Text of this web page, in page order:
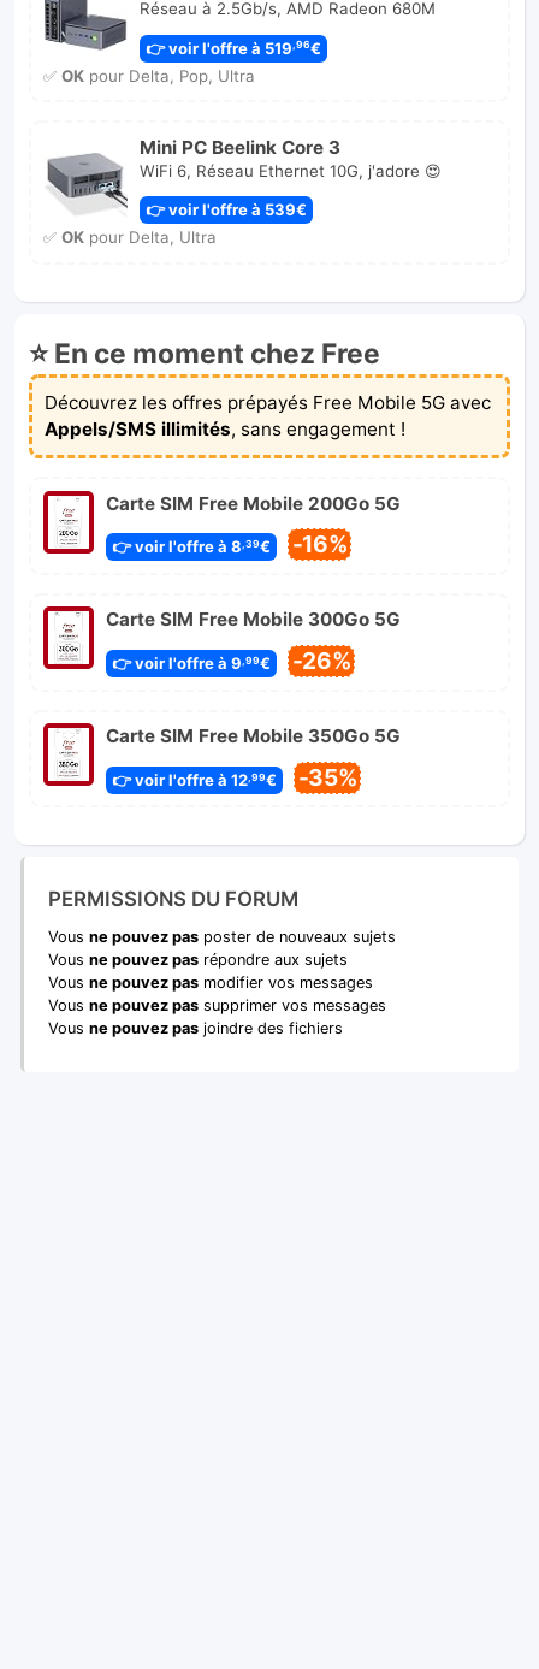
Réseau à 2.5Gb/s, AMD Radeon 680M
👉 voir l'offre à 519,96€
✅ OKpour Delta, Pop, Ultra
Mini PC Beelink Core 3
WiFi 6, Réseau Ethernet 10G, j'adore 😍
👉 voir l'offre à 539€
✅ OKpour Delta, Ultra
⭐ En ce moment chez Free
Découvrez les offres prépayés Free Mobile 5G avec
Appels/SMS illimités, sans engagement !
Carte SIM Free Mobile 200Go 5G
👉 voir l'offre à 8 ,39€ -16%
Carte SIM Free Mobile 300Go 5G
👉 voir l'offre à 9 ,99€ -26%
Carte SIM Free Mobile 350Go 5G
👉 voir l'offre à 12,99€ -35%
PERMISSIONS DU FORUM
Vous ne pouvez pas poster de nouveaux sujets
Vous ne pouvez pas répondre aux sujets
Vous ne pouvez pas modifier vos messages
Vous ne pouvez pas supprimer vos messages
Vous ne pouvez pas joindre des fichiers